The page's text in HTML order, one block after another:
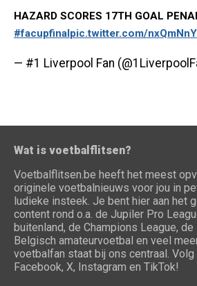
HAZARD SCORES 17TH GOAL
#facupfinalpic.twitter.com/
— #1 Liverpool Fan
Wat is voetbalflitsen?
Voetbalflitsen.be heeft het meest
originele voetbalnieuws voor jou in
ludieke insteek. Je bent hier aan het
content rond o.a. de Jupiler Pro
buitenland, de Champions League,
Belgisch amateurvoetbal en veel
voetbalfan staat bij ons centraal.
Facebook, X, Instagram en TikTok!